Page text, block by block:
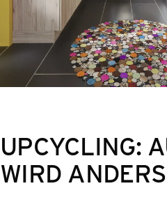
UPCYCLING:
WIRD ANDERS